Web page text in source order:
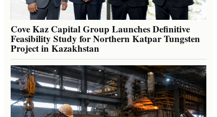
Cove Kaz Capital Group Launches Definitive
Feasibility Study for Northern Katpar Tungsten
Project in Kazakhstan